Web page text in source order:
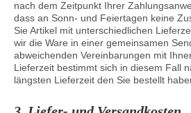
nach dem Zeitpunkt Ihrer
dass an Sonn- und Feiertagen keine
Sie Artikel mit unterschiedlichen
wir die Ware in einer gemeinsamen
abweichenden Vereinbarungen mit
Lieferzeit bestimmt sich in diesem Fall
längsten Lieferzeit den Sie bestellt